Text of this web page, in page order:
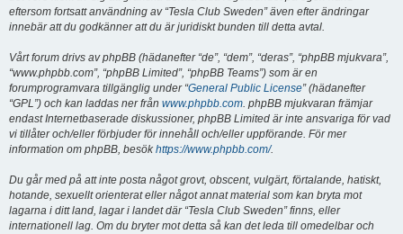
eftersom fortsatt användning av “Tesla Club Sweden” även efter ändringar
innebär att du godkänner att du är juridiskt bunden till detta avtal.
Vårt forum drivs av phpBB (hädanefter “de”, “dem”, “deras”, “phpBB mjukvara”,
“www.phpbb.com”, “phpBB Limited”, “phpBB Teams”) som är en
forumprogramvara tillgänglig under “General Public License” (hädanefter
“GPL”) och kan laddas ner från www.phpbb.com. phpBB mjukvaran främjar
endast Internetbaserade diskussioner, phpBB Limited är inte ansvariga för vad
vi tillåter och/eller förbjuder för innehåll och/eller uppförande. För mer
information om phpBB, besökhttps://www.phpbb.com/.
Du går med på att inte posta något grovt, obscent, vulgärt, förtalande, hatiskt,
hotande, sexuellt orienterat eller något annat material som kan bryta mot
lagarna i ditt land, lagar i landet där “Tesla Club Sweden” finns, eller
internationell lag. Om du bryter mot detta så kan det leda till omedelbar och